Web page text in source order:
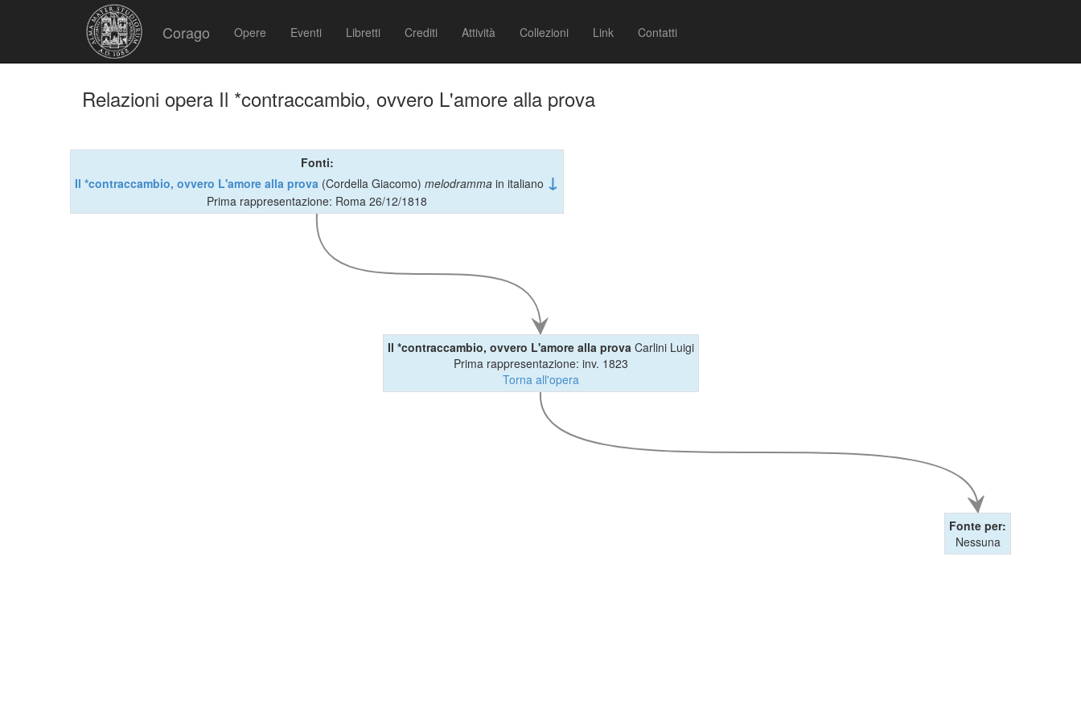
Corago Opere Eventi Libretti Crediti Attività Collezioni Link Contatti
Relazioni opera Il *contraccambio, ovvero L'amore alla prova
Fonti:
Il *contraccambio, ovvero L'amore alla prova (Cordella Giacomo) melodramma in italiano ↓
Prima rappresentazione: Roma 26/12/1818
Il *contraccambio, ovvero L'amore alla provaCarlini Luigi
Prima rappresentazione: inv. 1823
Torna all'opera
Fonte per:
Nessuna